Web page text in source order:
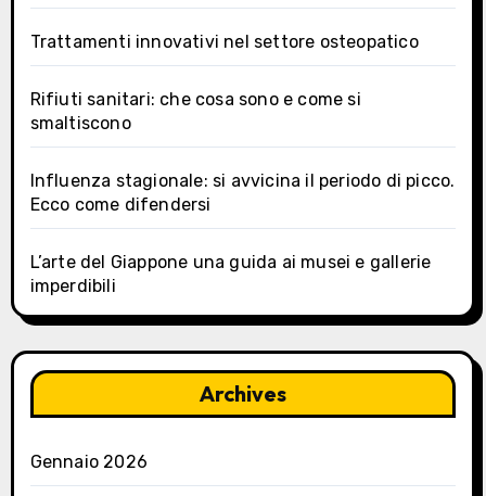
Trattamenti innovativi nel settore osteopatico
Rifiuti sanitari: che cosa sono e come si
smaltiscono
Influenza stagionale: si avvicina il periodo di picco.
Ecco come difendersi
L’arte del Giappone una guida ai musei e gallerie
imperdibili
Archives
Gennaio 2026